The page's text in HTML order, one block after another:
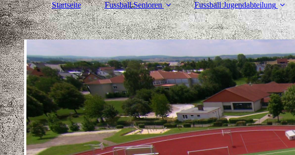
Startseite Fussball Senioren Fussball Jugendabteilung